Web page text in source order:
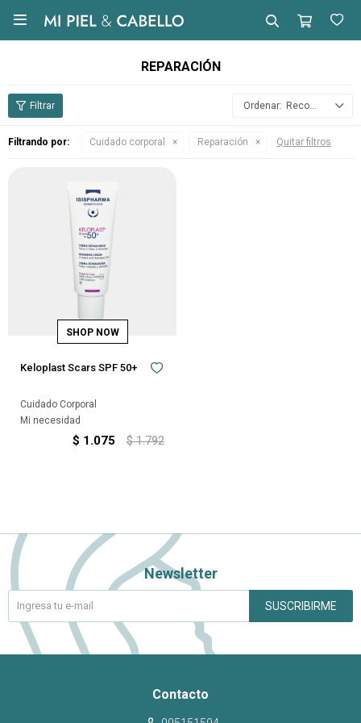

REPARACIÓN
Recomendados
Filtrando por: Cuidado corporal Reparación Quitar filtros
Keloplast Scars SPF 50+
Cuidado Corporal
Mi necesidad
$ 1.075 $ 1.792
Contacto
Newsletter
SUSCRIBIRME